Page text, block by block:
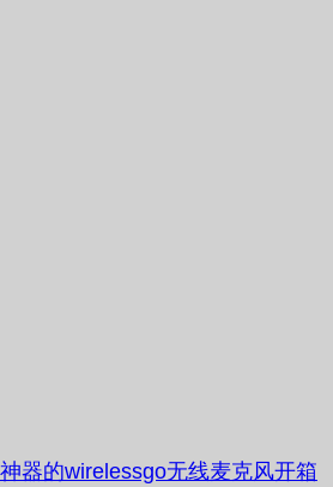
器的wirelessgo无线麦克风开箱